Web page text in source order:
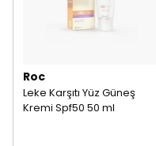
Roc
Leke Karşıtı Yüz Güneş
Kremi Spf50 50 ml